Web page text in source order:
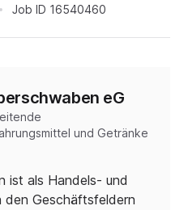
Job ID 16540460
eG
und Getränke
ist als Handels- und
den Geschäftsfeldern